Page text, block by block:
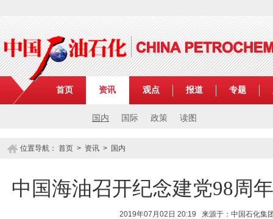
首页 资讯
国内 国际 政策 读图
观点 报道 专题
位置导航： 首页 > 资讯 > 国内
中国海油召开纪念建党98周
2019年07月02日 20:19 来源于：中国石化